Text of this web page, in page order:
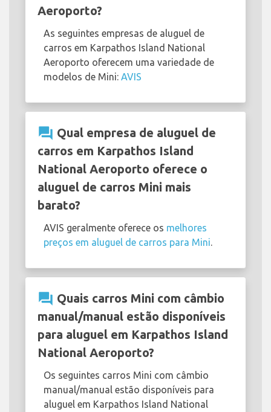
Aeroporto?
As seguintes empresas de aluguel de
carros em Karpathos Island National
Aeroporto oferecem uma variedade de
modelos de Mini: AVIS
question_answer Qual empresa de aluguel de
carros em Karpathos Island
National Aeroporto oferece o
aluguel de carros Mini mais
barato?
AVIS geralmente oferece os melhores
preços em aluguel de carros para Mini
question_answer Quais carros Mini com câmbio
manual/manual estão disponíveis
para aluguel em Karpathos Island
National Aeroporto?
Os seguintes carros Mini com câmbio
manual/manual estão disponíveis para
aluguel em Karpathos Island National